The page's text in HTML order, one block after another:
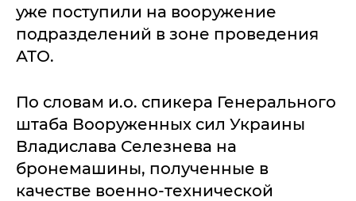
уже поступили на вооружение
подразделений в зоне проведения
АТО.
По словам и.о. спикера Генерального
штаба Вооруженных сил Украины
Владислава Селезнева на
бронемашины, полученные в
качестве военно-технической